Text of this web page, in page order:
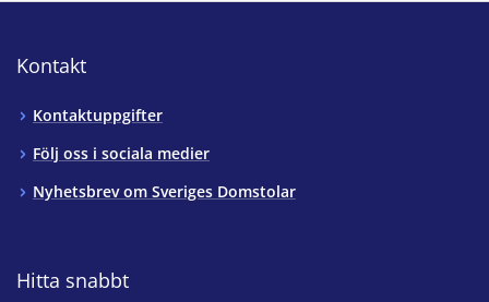
Kontakt
Kontaktuppgifter
Följ oss i sociala medier
Nyhetsbrev om Sveriges Domstolar
Hitta snabbt